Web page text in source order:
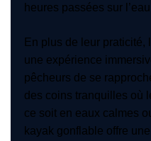
heures passées sur
En plus de leur
une expérience
pêcheurs de se
des coins tranquilles où
ce soit en eaux calmes
kayak gonflable offre